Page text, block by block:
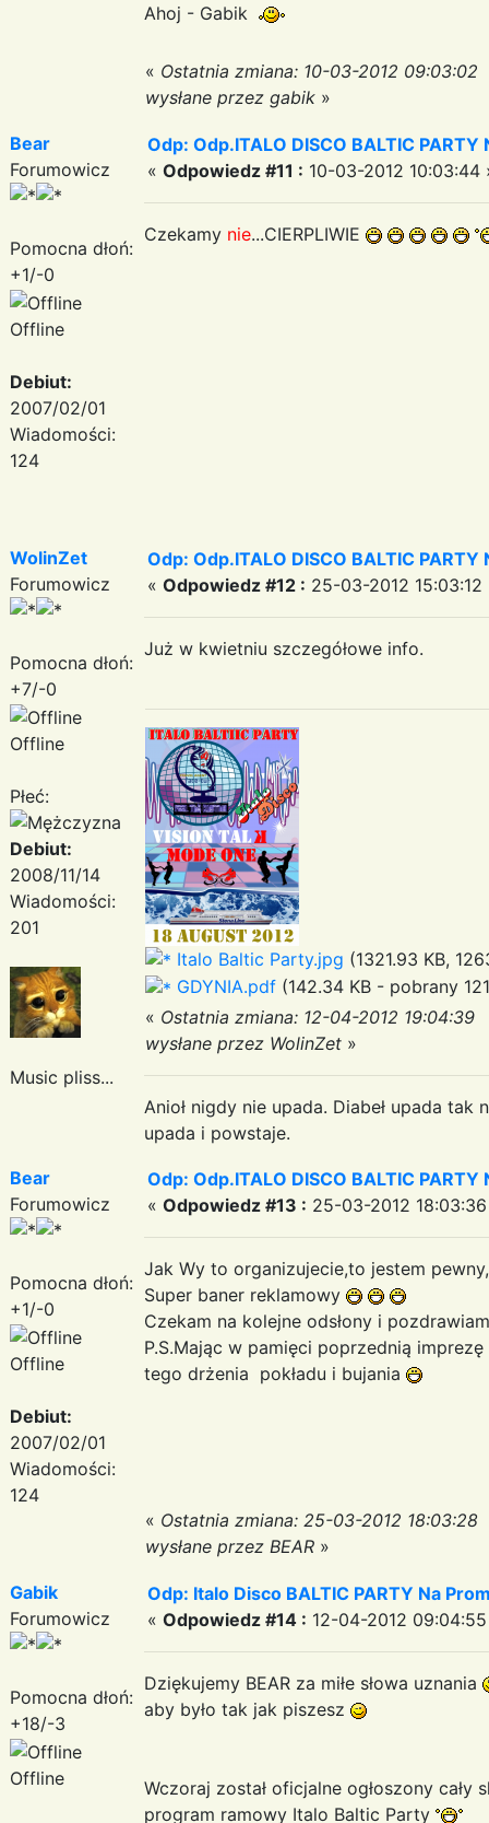
Ahoj - Gabik
« Ostatnia zmiana: 10-03-2012 09:03:02
wysłane przez gabik »
Bear
Forumowicz
Pomocna dłoń:
+1/-0
Offline
Debiut:
2007/02/01
Wiadomości:
124
Odp: Odp.ITALO DISCO BALTIC PARTY
« Odpowiedz #11 : 10-03-2012 10:03:44
Czekamy nie...CIERPLIWIE
WolinZet
Forumowicz
Pomocna dłoń:
+7/-0
Offline
Płeć:
Debiut:
2008/11/14
Wiadomości:
201
Music pliss...
Odp: Odp.ITALO DISCO BALTIC PARTY
« Odpowiedz #12 : 25-03-2012 15:03:12
Już w kwietniu szczegółowe info.
Italo Baltic Party.jpg (1321.93 KB,
GDYNIA.pdf (142.34 KB - pobrany
« Ostatnia zmiana: 12-04-2012 19:04:39
wysłane przez WolinZet »
Anioł nigdy nie upada. Diabeł upada
upada i powstaje.
Bear
Forumowicz
Pomocna dłoń:
+1/-0
Offline
Debiut:
2007/02/01
Wiadomości:
124
Odp: Odp.ITALO DISCO BALTIC PARTY
« Odpowiedz #13 : 25-03-2012
Jak Wy to organizujecie,to jestem
Super baner reklamowy
Czekam na kolejne odsłony i
P.S.Mając w pamięci poprzednią
tego drżenia pokładu i bujania
« Ostatnia zmiana: 25-03-2012 18:03:28
wysłane przez BEAR »
Gabik
Forumowicz
Pomocna dłoń:
+18/-3
Offline
Odp: Italo Disco BALTIC PARTY Na
« Odpowiedz #14 : 12-04-2012
Dziękujemy BEAR za miłe słowa uznania
aby było tak jak piszesz
Wczoraj został oficjalne ogłoszony cały
program ramowy Italo Baltic Party